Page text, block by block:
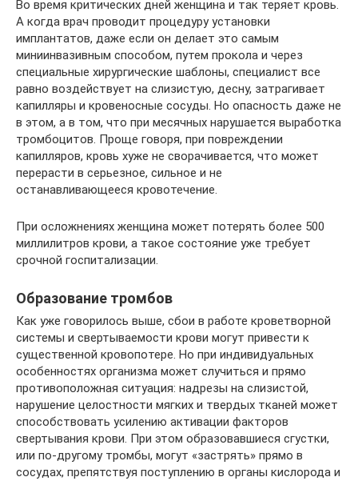
Во время критических дней женщина и так теряет кровь.
А когда врач проводит процедуру установки
имплантатов, даже если он делает это самым
миниинвазивным способом, путем прокола и через
специальные хирургические шаблоны, специалист все
равно воздействует на слизистую, десну, затрагивает
капилляры и кровеносные сосуды. Но опасность даже не
в этом, а в том, что при месячных нарушается выработка
тромбоцитов. Проще говоря, при повреждении
капилляров, кровь хуже не сворачивается, что может
перерасти в серьезное, сильное и не
останавливающееся кровотечение.
При осложнениях женщина может потерять более 500
миллилитров крови, а такое состояние уже требует
срочной госпитализации.
Образование тромбов
Как уже говорилось выше, сбои в работе кроветворной
системы и свертываемости крови могут привести к
существенной кровопотере. Но при индивидуальных
особенностях организма может случиться и прямо
противоположная ситуация: надрезы на слизистой,
нарушение целостности мягких и твердых тканей может
способствовать усилению активации факторов
свертывания крови. При этом образовавшиеся сгустки,
или по-другому тромбы, могут «застрять» прямо в
сосудах, препятствуя поступлению в органы кислорода и